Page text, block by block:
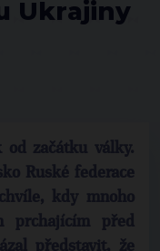
Ukrajiny
začátku války.
Ruské federace
kdy mnoho
prchajícím před
představit, že